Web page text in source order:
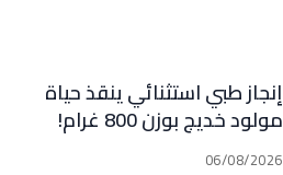
إنجاز طبي استثنائي ينقذ حياة
مولود خديج بوزن 800 غرام!
06/08/2026